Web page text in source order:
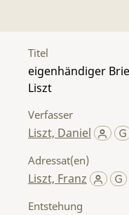
Titel
eigenhändiger
Liszt
Verfasser
Liszt, Daniel
Adressat(en)
Liszt, Franz
Entstehung